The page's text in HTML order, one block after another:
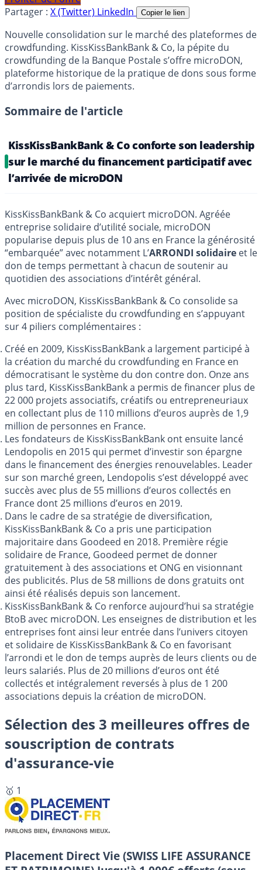
Partager : X (Twitter) LinkedIn Copier le lien
Nouvelle consolidation sur le marché des plateformes de
crowdfunding. KissKissBankBank & Co, la pépite du
crowdfunding de la Banque Postale s’offre microDON,
plateforme historique de la pratique de dons sous forme
d’arrondis lors de paiements.
Sommaire de l'article
KissKissBankBank & Co conforte son leadership
sur le marché du financement participatif avec
l’arrivée de microDON
KissKissBankBank & Co acquiert microDON. Agréée
entreprise solidaire d’utilité sociale, microDON
popularise depuis plus de 10 ans en France la générosité
“embarquée” avec notamment L’ARRONDI solidaire et le
don de temps permettant à chacun de soutenir au
quotidien des associations d’intérêt général.
Avec microDON, KissKissBankBank & Co consolide sa
position de spécialiste du crowdfunding en s’appuyant
sur 4 piliers complémentaires :
Créé en 2009, KissKissBankBank a largement participé à
la création du marché du crowdfunding en France en
démocratisant le système du don contre don. Onze ans
plus tard, KissKissBankBank a permis de financer plus de
22 000 projets associatifs, créatifs ou entrepreneuriaux
en collectant plus de 110 millions d’euros auprès de 1,9
million de personnes en France.
Les fondateurs de KissKissBankBank ont ensuite lancé
Lendopolis en 2015 qui permet d’investir son épargne
dans le financement des énergies renouvelables. Leader
sur son marché green, Lendopolis s’est développé avec
succès avec plus de 55 millions d’euros collectés en
France dont 25 millions d’euros en 2019.
Dans le cadre de sa stratégie de diversification,
KissKissBankBank & Co a pris une participation
majoritaire dans Goodeed en 2018. Première régie
solidaire de France, Goodeed permet de donner
gratuitement à des associations et ONG en visionnant
des publicités. Plus de 58 millions de dons gratuits ont
ainsi été réalisés depuis son lancement.
KissKissBankBank & Co renforce aujourd’hui sa stratégie
BtoB avec microDON. Les enseignes de distribution et les
entreprises font ainsi leur entrée dans l’univers citoyen
et solidaire de KissKissBankBank & Co en favorisant
l’arrondi et le don de temps auprès de leurs clients ou de
leurs salariés. Plus de 20 millions d’euros ont été
collectés et intégralement reversés à plus de 1 200
associations depuis la création de microDON.
Sélection des 3 meilleures offres de
souscription de contrats
d'assurance-vie
🥇 1
Placement Direct Vie (SWISS LIFE ASSURANCE